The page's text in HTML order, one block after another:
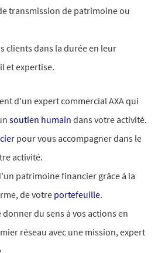
transmission de patrimoine ou
clients dans la durée en leur
et expertise.
d'un expert commercial AXA qui
soutien humain dans votre activité.
pour vous accompagner dans le
activité.
patrimoine financier grâce à la
de votre portefeuille.
du sens à vos actions en
réseau avec une mission, expert